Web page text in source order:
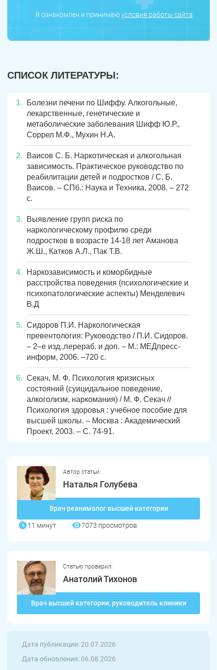
Я ознакомлен и принимаюусловия работы сайта
СПИСОК ЛИТЕРАТУРЫ:
Болезни печени по Шиффу. Алкогольные,
лекарственные, генетические и
метаболические заболевания Шифф Ю.Р.,
Соррел М.Ф., Мухин Н.А.
Ваисов С. Б. Наркотическая и алкогольная
зависимость. Практическое руководство по
реабилитации детей и подростков / С. Б.
Ваисов. – СПб.: Наука и Техника, 2008. – 272
с.
Выявление групп риска по
наркологическому профилю среди
подростков в возрасте 14-18 лет Аманова
Ж.Ш., Катков А.Л., Пак Т.В.
Наркозависимость и коморбидные
расстройства поведения (психологические и
психопатологические аспекты) Менделевич
В.Д
Сидоров П.И. Наркологическая
превентология: Руководство / П.И. Сидоров.
– 2–е изд.,перераб. и доп. – М.: МЕДпресс-
информ, 2006. –720 с.
Секач, М. Ф. Психология кризисных
состояний (суицидальное поведение,
алкоголизм, наркомания) / М. Ф. Секач //
Психология здоровья : учебное пособие для
высшей школы. – Москва : Академический
Проект, 2003. – С. 74-91.
Автор статьи:
Наталья Голубева
Врач реанимолог высшей категории
11 минут 7073 просмотров
Статью проверил:
Анатолий Тихонов
Врач высшей категории, руководитель клиники
Дата публикации: 20.07.2026
Дата обновления: 06.08.2026
Я ознакомлен и принимаюусловия работы сайта
Задать вопрос
Я ознакомлен и принимаюусловия работы сайта
Я ознакомлен и принимаюусловия работы сайта
Я ознакомлен и принимаюусловия работы сайта
Касли Роза
Сим
Красногорский Нязепетровск
Первомайский
Локомотивный Миньяр
Катав-Ивановск Куса
Пласт Бакал
Усть-Катав Верхний Уфалей
Еманжелинск Карталы
Коркино Кыштым
Южноуральск
Чебаркуль Снежинск
Троицк Озерск
Копейск Миасс